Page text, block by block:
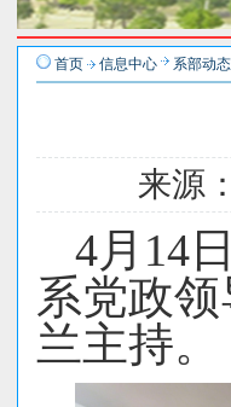
首页 信息中心 系部动态
来源
4月14
系党政
兰主持。